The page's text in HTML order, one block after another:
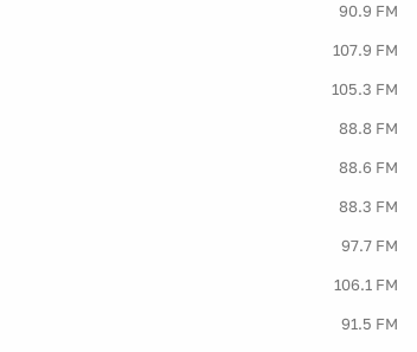
90.9 FM
107.9 FM
105.3 FM
88.8 FM
88.6 FM
88.3 FM
97.7 FM
106.1 FM
91.5 FM